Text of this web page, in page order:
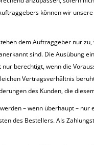
können wir
dem Auftraggeber nur
sind. Die Ausübung
berechtigt, wenn die
Vertragsverhältnis
des Kunden, die
– wenn überhaupt –
des Bestellers. Als